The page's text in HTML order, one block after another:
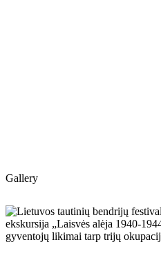
Gallery